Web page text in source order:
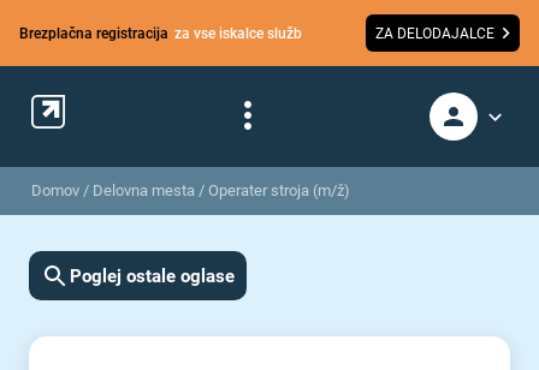
Brezplačna registracija za vse iskalce služb ZA DELODAJALCE
Domov / Delovna mesta / Operater stroja (m/ž)
Poglej ostale oglase